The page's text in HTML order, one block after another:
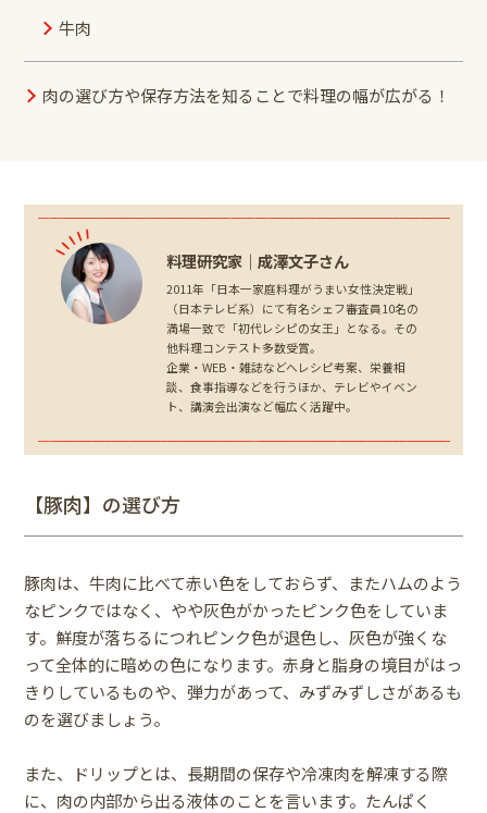
牛肉
肉の選び方や保存方法を知ることで料理の幅が広がる！
料理研究家｜成澤文子さん
2011年「日本一家庭料理がうまい女性決定戦」
（日本テレビ系）にて有名シェフ審査員10名の
満場一致で「初代レシピの女王」となる。その
他料理コンテスト多数受賞。
企業・WEB・雑誌などへレシピ考案、栄養相
談、食事指導などを行うほか、テレビやイベン
ト、講演会出演など幅広く活躍中。
【豚肉】の選び方
豚肉は、牛肉に比べて赤い色をしておらず、またハムのよう
なピンクではなく、やや灰色がかったピンク色をしていま
す。鮮度が落ちるにつれピンク色が退色し、灰色が強くな
って全体的に暗めの色になります。赤身と脂身の境目がはっ
きりしているものや、弾力があって、みずみずしさがあるも
のを選びましょう。
また、ドリップとは、長期間の保存や冷凍肉を解凍する際
に、肉の内部から出る液体のことを言います。たんぱく